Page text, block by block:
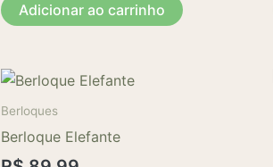
Adicionar ao carrinho
Berloques
Berloque Elefante